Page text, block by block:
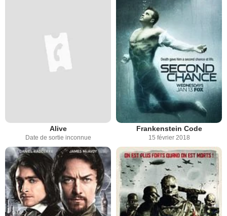
Alive
Date de sortie inconnue
Frankenstein Code
15 février 2018